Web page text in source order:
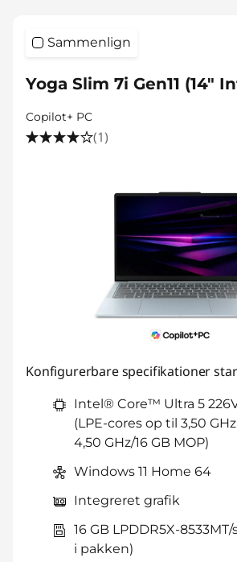
Sammenlign
Yoga Slim 7i Gen11 (14"
Copilot+ PC
(1)
Konfigurerbare specifikationer
Intel® Core™ Ultra 5
(LPE-cores op til 3,50
4,50 GHz/16 GB MOP)
Windows 11 Home 64
Integreret grafik
16 GB LPDDR5X-
i pakken)